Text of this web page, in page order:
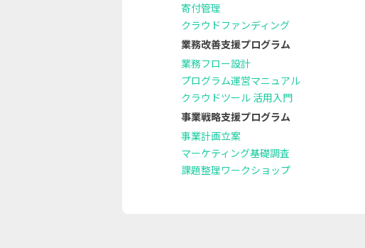
寄付管理
クラウドファンディング
業務改善支援プログラム
業務フロー設計
プログラム運営マニュアル
クラウドツール 活用入門
事業戦略支援プログラム
事業計画立案
マーケティング基礎調査
課題整理ワークショップ